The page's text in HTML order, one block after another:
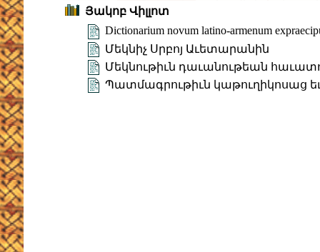
Յակոբ Վիլլոտ
Dictionarium novum latino-armenum
Մեկնիչ Սրբոյ Աւետարանին
Մեկնութիւն դաւանութեան
Պատմագրութիւն կաթուղիկոսաց